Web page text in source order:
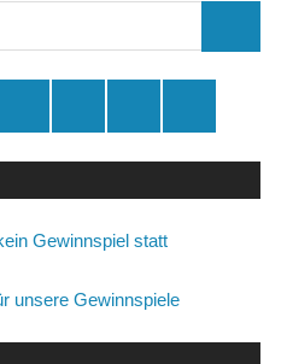
Gewinnspiel statt
unsere Gewinnspiele